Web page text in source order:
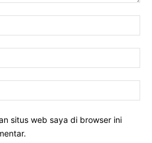
situs web saya di browser ini